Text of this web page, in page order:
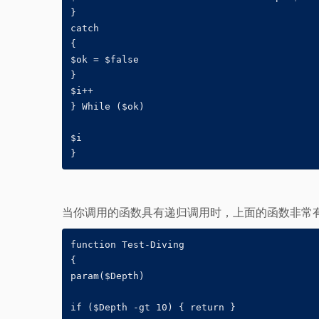
}
catch
{
$ok = $false
}
$i++
} While ($ok)
$i
}
当你调用的函数具有递归调用时，上面的函数非常
function Test-Diving
{
param($Depth)
if ($Depth -gt 10) { return }